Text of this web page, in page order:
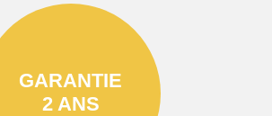
GARANTIE
2 ANS